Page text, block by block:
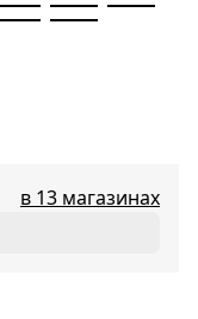
в 13 магазинах